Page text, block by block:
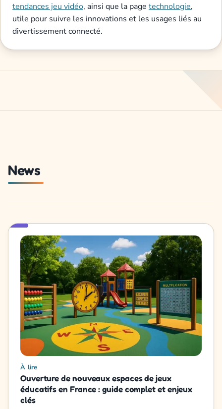
tendances jeu vidéo, ainsi que la page technologie,
utile pour suivre les innovations et les usages liés au
divertissement connecté.
News
À lire
Ouverture de nouveaux espaces de jeux
éducatifs en France : guide complet et enjeux
clés